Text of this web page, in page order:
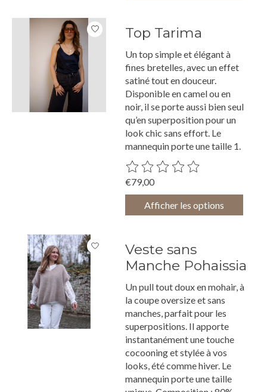
Top Tarima
Un top simple et élégant à
fines bretelles, avec un effet
satiné tout en douceur.
Disponible en camel ou en
noir, il se porte aussi bien seul
qu’en superposition pour un
look chic sans effort. Le
mannequin porte une taille 1.
Ce produit est évalué à
€79,00
Afficher les options
Veste sans
Manche Pohaissia
Un pull tout doux en mohair, à
la coupe oversize et sans
manches, parfait pour les
superpositions. Il apporte
instantanément une touche
cocooning et stylée à vos
looks, été comme hiver. Le
mannequin porte une taille